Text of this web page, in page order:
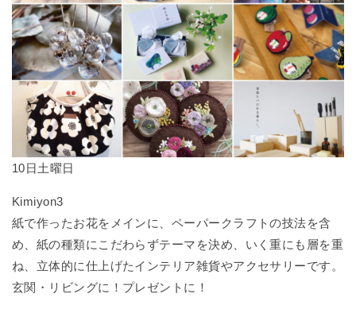
10日土曜日
Kimiyon3
紙で作ったお花をメインに、ペーパークラフトの技法を含
め、紙の種類にこだわらずテーマを決め、いく重にも層を重
ね、立体的に仕上げたインテリア雑貨やアクセサリーです。
玄関・リビングに！プレゼントに！